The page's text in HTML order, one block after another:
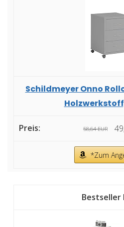
Schildmeyer Onno
58,64 EUR
*Zum